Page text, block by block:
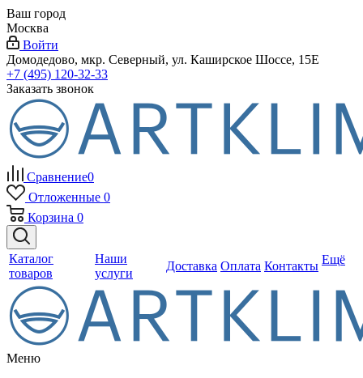
Ваш город
Москва
Войти
Домодедово, мкр. Северный, ул. Каширское Шоссе, 15Е
+7 (495) 120-32-33
Заказать звонок
Сравнение0
Отложенные 0
Корзина 0
Каталог
товаров
Наши
услуги
Доставка Оплата Контакты Ещё
Меню